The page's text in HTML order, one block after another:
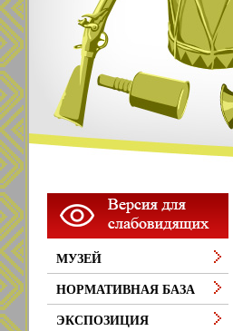
МУЗЕЙ
НОРМАТИВНАЯ БАЗА
ЭКСПОЗИЦИЯ